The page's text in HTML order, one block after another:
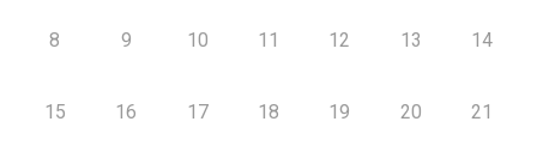
8 9 10 11 12 13 14
15 16 17 18 19 20 21